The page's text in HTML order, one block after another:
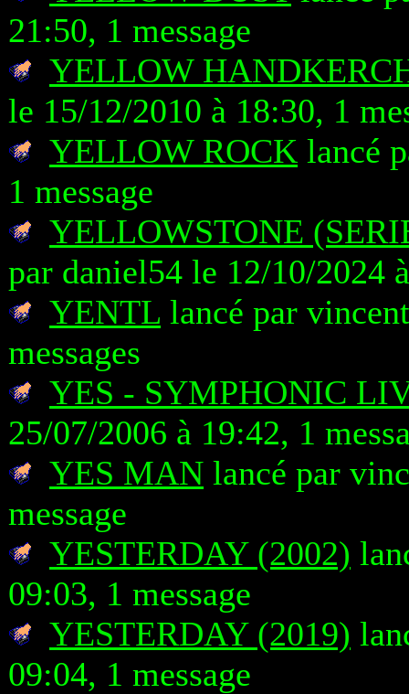
21:50, 1 message
YELLOW
le 15/12/2010 à 18:30, 1
YELLOW ROCK lancé
1 message
YELLOWSTONE
par daniel54 le 12/10/2024
YENTL lancé par
messages
YES - SYMPHONIC
25/07/2006 à 19:42, 1
YES MAN lancé par
message
YESTERDAY (2002)
09:03, 1 message
YESTERDAY (2019)
09:04, 1 message